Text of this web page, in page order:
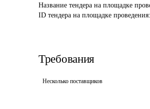
Название тендера на площадке
ID тендера на площадке проведения:
Требования
Несколько поставщиков